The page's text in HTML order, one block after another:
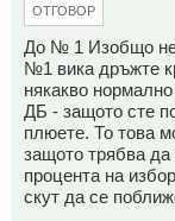
ОТГОВОР
До № 1 Изобщо не
№1 вика дръжте
някакво
ДБ - защото сте
плюете. То това
защото трябва да
процента на
скут да се